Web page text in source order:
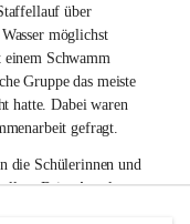
über
möglichst
einem Schwamm
Gruppe das meiste
hatte. Dabei waren
gefragt.
die Schülerinnen und
Beim Angeln
während beim